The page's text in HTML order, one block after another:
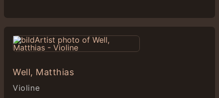
Well, Matthias
Violine